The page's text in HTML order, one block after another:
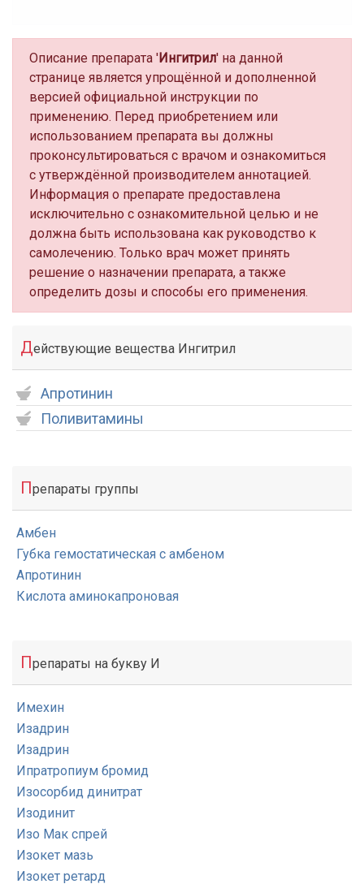
Описание препарата 'Ингитрил' на данной
странице является упрощённой и дополненной
версией официальной инструкции по
применению. Перед приобретением или
использованием препарата вы должны
проконсультироваться с врачом и ознакомиться
с утверждённой производителем аннотацией.
Информация о препарате предоставлена
исключительно с ознакомительной целью и не
должна быть использована как руководство к
самолечению. Только врач может принять
решение о назначении препарата, а также
определить дозы и способы его применения.
Действующие вещества Ингитрил
Апротинин
Поливитамины
Препараты группы
Амбен
Губка гемостатическая с амбеном
Апротинин
Кислота аминокапроновая
Препараты на букву И
Имехин
Изадрин
Изадрин
Ипратропиум бромид
Изосорбид динитрат
Изодинит
Изо Мак спрей
Изокет мазь
Изокет ретард